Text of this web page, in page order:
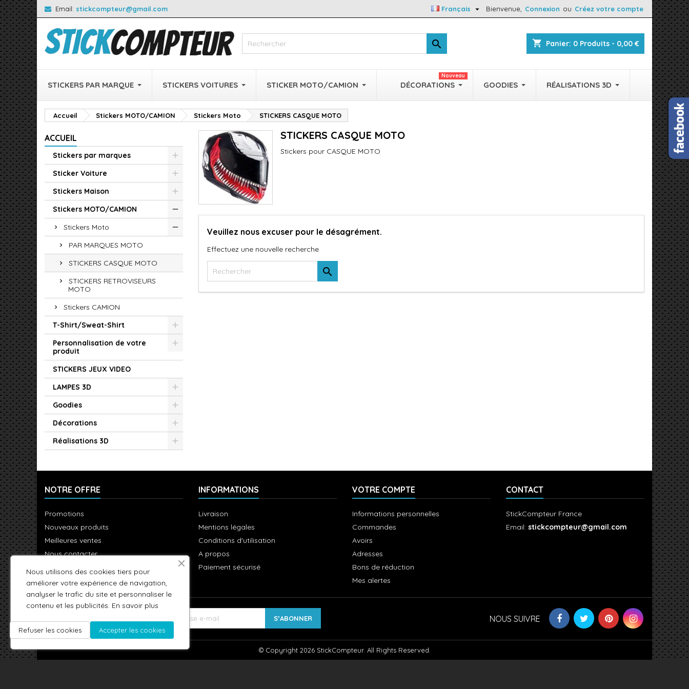
Email: stickcompteur@gmail.com Bienvenue, Connexion ou Créez votre compte
Français 
shopping_cart Panier: 0 Produits - 0,00 €

STICKERS PAR MARQUE STICKERS VOITURES STICKER MOTO/CAMION DÉCORATIONS
Nouveau
GOODIES RÉALISATIONS 3D
Accueil Stickers MOTO/CAMION Stickers Moto STICKERS CASQUE MOTO
ACCUEIL
Stickers par marques
Sticker Voiture
Stickers Maison
Stickers MOTO/CAMION
Stickers Moto
PAR MARQUES MOTO
STICKERS CASQUE MOTO
STICKERS RETROVISEURS
MOTO
Stickers CAMION
T-Shirt/Sweat-Shirt
Personnalisation de votre
produit
STICKERS JEUX VIDEO
LAMPES 3D
Goodies
Décorations
Réalisations 3D
STICKERS CASQUE MOTO
Stickers pour CASQUE MOTO
Veuillez nous excuser pour le désagrément.
Effectuez une nouvelle recherche

NOTRE OFFRE
Promotions
Nouveaux produits
Meilleures ventes
Nous contacter
Plan du site
INFORMATIONS
Livraison
Mentions légales
Conditions d'utilisation
A propos
Paiement sécurisé
VOTRE COMPTE
Informations personnelles
Commandes
Avoirs
Adresses
Bons de réduction
Mes alertes
CONTACT
StickCompteur France
Email: stickcompteur@gmail.com
LETTRE D'INFORMATIONS NOUS SUIVRE
© Copyright 2026 StickCompteur. All Rights Reserved.
Nous utilisons des cookies tiers pour
améliorer votre expérience de navigation,
analyser le trafic du site et personnaliser le
contenu et les publicités. En savoir plus
Accepter les cookies
Refuser les cookies